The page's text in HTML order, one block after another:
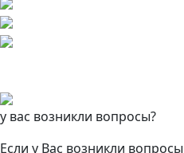
у вас возникли вопросы?
Если у Вас возникли